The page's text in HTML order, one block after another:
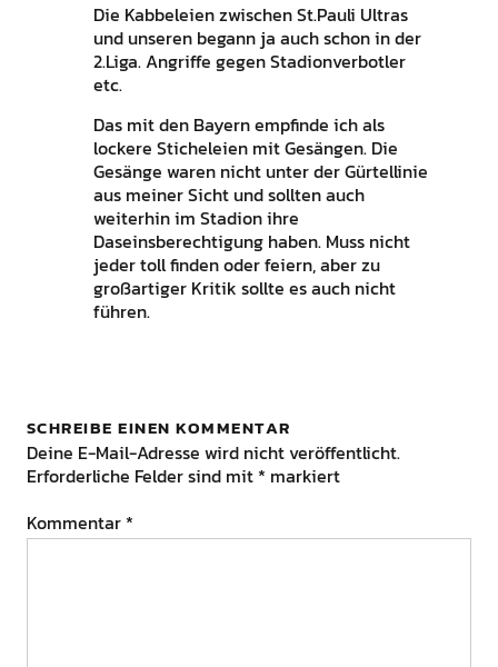
Die Kabbeleien zwischen St.Pauli Ultras
und unseren begann ja auch schon in der
2.Liga. Angriffe gegen Stadionverbotler
etc.
Das mit den Bayern empfinde ich als
lockere Sticheleien mit Gesängen. Die
Gesänge waren nicht unter der Gürtellinie
aus meiner Sicht und sollten auch
weiterhin im Stadion ihre
Daseinsberechtigung haben. Muss nicht
jeder toll finden oder feiern, aber zu
großartiger Kritik sollte es auch nicht
führen.
SCHREIBE EINEN KOMMENTAR
Deine E-Mail-Adresse wird nicht veröffentlicht.
Erforderliche Felder sind mit * markiert
Kommentar *